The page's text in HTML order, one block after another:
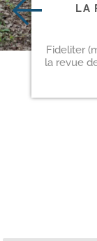
LA
Fideliter
la revue